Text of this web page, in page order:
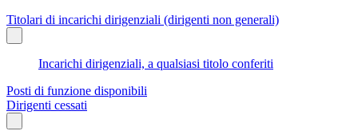
Titolari di incarichi dirigenziali (dirigenti non generali)
Incarichi dirigenziali, a qualsiasi titolo conferiti
Posti di funzione disponibili
Dirigenti cessati